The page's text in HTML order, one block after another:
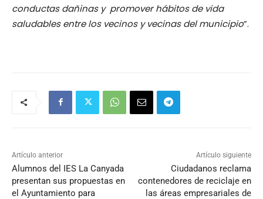
conductas dañinas y promover hábitos de vida
saludables entre los vecinos y vecinas del municipio”.
Artículo anterior
Alumnos del IES La Canyada
presentan sus propuestas en
el Ayuntamiento para
Artículo siguiente
Ciudadanos reclama
contenedores de reciclaje en
las áreas empresariales de